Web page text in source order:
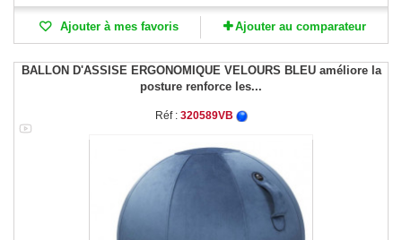
Ajouter à mes favoris Ajouter au comparateur
BALLON D'ASSISE ERGONOMIQUE VELOURS BLEU améliore la
posture renforce les...
Réf : 320589VB